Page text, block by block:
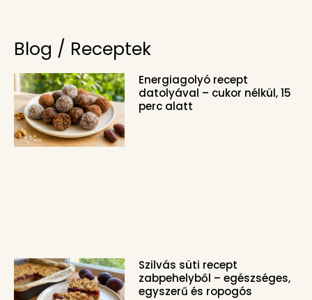
Blog / Receptek
Energiagolyó recept
datolyával – cukor nélkül, 15
perc alatt
Szilvás süti recept
zabpehelyből – egészséges,
egyszerű és ropogós